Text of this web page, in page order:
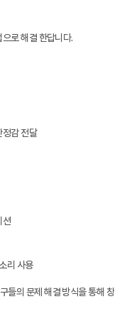
로 해결 한답니다.
정감 전달
션
리 사용
들의 문제 해결 방식을 통해 창